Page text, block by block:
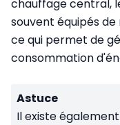
chauffage central,
souvent équipés
ce qui permet de
consommation
Astuce
Il existe